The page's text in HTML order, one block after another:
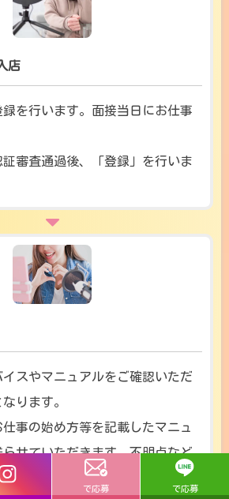
で応募 で応募
店
を行います。面接当日にお仕事
審査通過後、「登録」を行いま
スやマニュアルをご確認いただ
ります。
事の始め方等を記載したマニュ
せていただきます。不明点など
気軽にお電話ください。